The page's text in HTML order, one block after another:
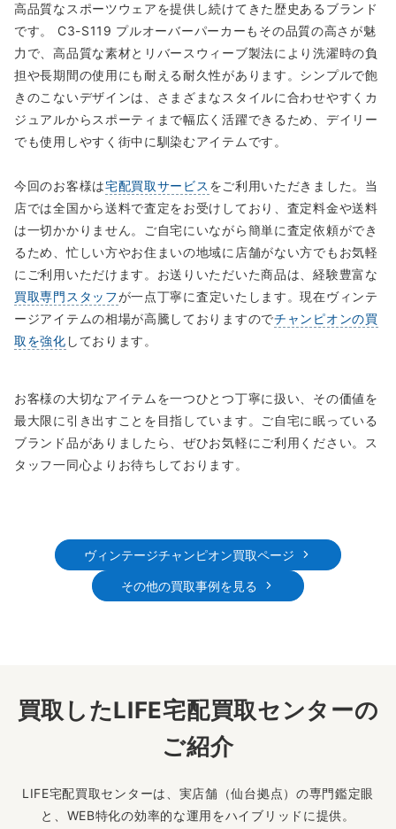
高品質なスポーツウェアを提供し続けてきた歴史あるブランド
です。 C3-S119 プルオーバーパーカーもその品質の高さが魅
力で、高品質な素材とリバースウィーブ製法により洗濯時の負
担や長期間の使用にも耐える耐久性があります。シンプルで飽
きのこないデザインは、さまざまなスタイルに合わせやすくカ
ジュアルからスポーティまで幅広く活躍できるため、デイリー
でも使用しやすく街中に馴染むアイテムです。
今回のお客様は宅配買取サービス をご利用いただきました。当
店では全国から送料で査定をお受けしており、査定料金や送料
は一切かかりません。ご自宅にいながら簡単に査定依頼ができ
るため、忙しい方やお住まいの地域に店舗がない方でもお気軽
にご利用いただけます。お送りいただいた商品は、経験豊富な
買取専門スタッフが一点丁寧に査定いたします。現在ヴィンテ
ージアイテムの相場が高騰しておりますのでチャンピオンの買
取を強化 しております。
お客様の大切なアイテムを一つひとつ丁寧に扱い、その価値を
最大限に引き出すことを目指しています。ご自宅に眠っている
ブランド品がありましたら、ぜひお気軽にご利用ください。ス
タッフ一同心よりお待ちしております。
ヴィンテージチャンピオン買取ページ
その他の買取事例を見る
買取したLIFE宅配買取センターの
ご紹介
LIFE宅配買取センターは、実店舗（仙台拠点）の専門鑑定眼
と、WEB特化の効率的な運用をハイブリッドに提供。